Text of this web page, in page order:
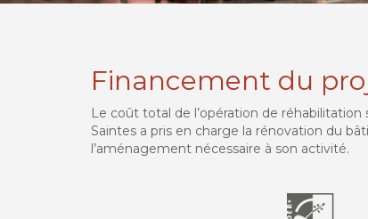
Financement du
Le coût total de l’opération de réhabilitation
Saintes a pris en charge la rénovation du
l’aménagement nécessaire à son activité.